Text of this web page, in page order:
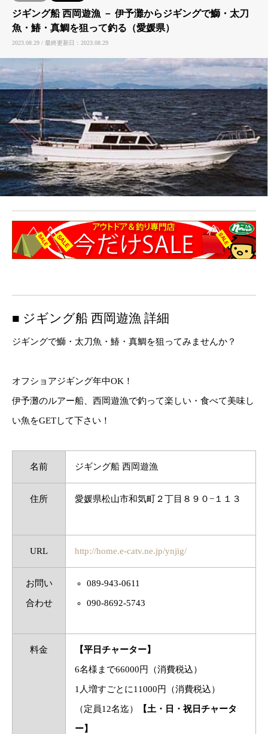
ジギング船 西岡遊漁 － 伊予灘からジギングで鰤・太刀
魚・鰆・真鯛を狙って釣る（愛媛県）
2023.08.29 / 最終更新日：2023.08.29
■ ジギング船 西岡遊漁 詳細
ジギングで鰤・太刀魚・鰆・真鯛を狙ってみませんか？
オフショアジギング年中OK！
伊予灘のルアー船、西岡遊漁で釣って楽しい・食べて美味し
い魚をGETして下さい！
名前 ジギング船 西岡遊漁
住所 愛媛県松山市和気町２丁目８９０−１１３
URL http://home.e-catv.ne.jp/ynjig/
お問い
合わせ
089-943-0611
090-8692-5743
料金 【平日チャーター】
6名様まで66000円（消費税込）
1人増すごとに11000円（消費税込）
（定員12名迄） 【土・日・祝日チャータ
ー】